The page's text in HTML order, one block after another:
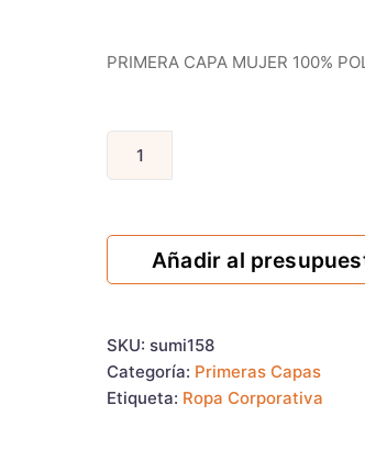
PRIMERA CAPA MUJER 100%
Añadir al
SKU: sumi158
Categoría: Primeras Capas
Etiqueta: Ropa Corporativa